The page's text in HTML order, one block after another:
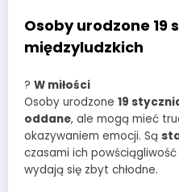
Osoby urodzone 19
międzyludzkich
? W miłości
Osoby urodzone 19
oddane, ale mogą mieć
okazywaniem emocji. Są
czasami ich
wydają się zbyt chłodne.